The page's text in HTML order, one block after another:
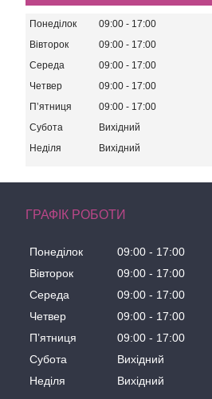
Понеділок 09:00
17:00
Вівторок
09:00
17:00
Середа
09:00
17:00
Четвер
09:00
17:00
Пʼятниця
09:00
17:00
Субота
Вихідний
Неділя
Вихідний
ГРАФІК РОБОТИ
Понеділок 09:00
17:00
Вівторок
09:00
17:00
Середа
09:00
17:00
Четвер
09:00
17:00
Пʼятниця
09:00
17:00
Субота
Вихідний
Неділя
Вихідний